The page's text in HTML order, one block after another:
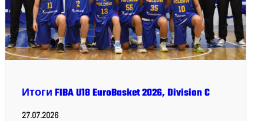
Итоги FIBA U18 EuroBasket 2026, Division C
27.07.2026